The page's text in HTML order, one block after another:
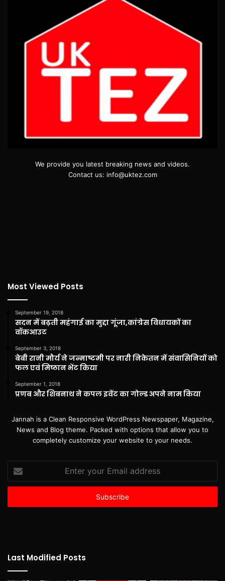
We provide you latest breaking news and videos.
Contact us: info@uktez.com
Most Viewed Posts
September 19, 2018
सदन में बढ़ती महंगाई का मुद्दा गूंजा,कांग्रेस विधायकों का
वॉकआउट
September 3, 2018
बेबी रानी मौर्य ने जन्माष्टमी पर नारी निकेतन में संवासिनियों को
फल एवं मिष्ठान भेंट किया
September 1, 2018
प्रणब और शिबनाथ ने कपल इवेंट का गोल्ड अपने नाम किया
Jannah is a Clean Responsive WordPress Newspaper, Magazine,
News and Blog theme. Packed with options that allow you to
completely customize your website to your needs.
Enter
your
Email
Last Modified Posts